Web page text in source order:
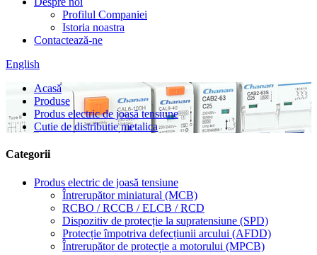
Profilul Companiei
Istoria noastra
Contactează-ne
English
Acasă
Produse
Produs electric de joasă tensiune
Cutie de distributie metalica
Categorii
Produs electric de joasă tensiune
Întrerupător miniatural (MCB)
RCBO / RCCB / ELCB / RCD
Dispozitiv de protecție la supratensiune (SPD)
Protecție împotriva defecțiunii arcului (AFDD)
Întrerupător de protecție a motorului (MPCB)